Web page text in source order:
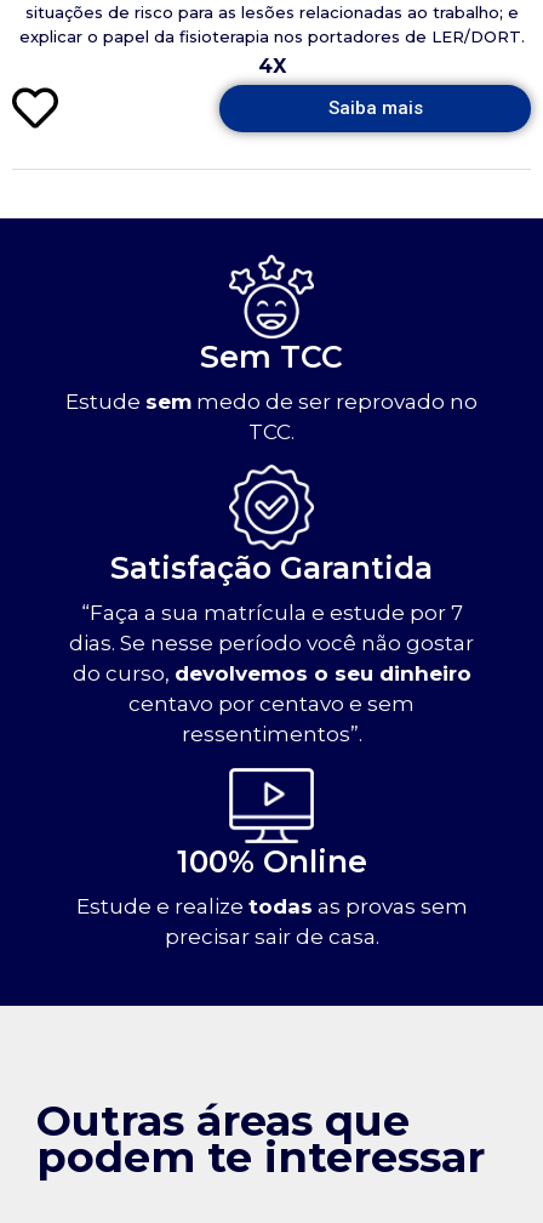
situações de risco para as lesões relacionadas ao trabalho; e
explicar o papel da fisioterapia nos portadores de LER/DORT.
4X
Saiba mais
Sem TCC
Estude sem medo de ser reprovado no
TCC.
Satisfação Garantida
“Faça a sua matrícula e estude por 7
dias. Se nesse período você não gostar
do curso, devolvemos o seu dinheiro
centavo por centavo e sem
ressentimentos”.
100% Online
Estude e realize todas as provas sem
precisar sair de casa.
Outras áreas que
podem te interessar